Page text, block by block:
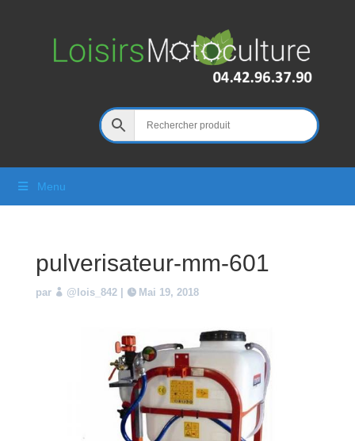
Menu
pulverisateur-mm-601
par @lois_842| Mai 19, 2018